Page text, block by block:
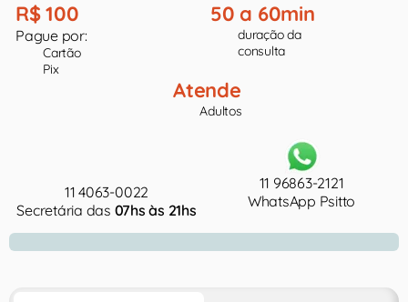
R$ 100
Pague por:
Cartão
Pix
50 a 60min
duração da
consulta
Atende
Adultos
11 4063-0022
Secretária das 07hs às 21hs
11 96863-2121
WhatsApp Psitto